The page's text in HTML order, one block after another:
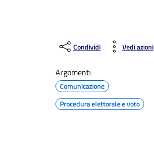
Condividi Vedi azioni
Argomenti
Comunicazione
Procedura elettorale e voto